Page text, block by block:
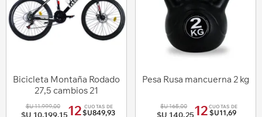
Bicicleta Montaña Rodado
27,5 cambios 21
velocidades
Amortiguacion Delantera
$U 11.999,00
$U 10.199,1512 CUOTAS DE
$U849,93
Pesa Rusa mancuerna 2 kg
$U 165,00
$U 140,2512 CUOTAS DE
$U11,69